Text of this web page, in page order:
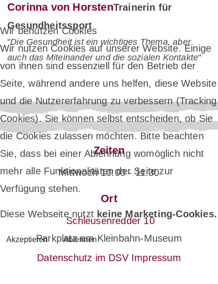
Corinna von HorstenTrainerin für
Gesundheitssport
"Die Gesundheit ist ein wichtiges Thema, aber
auch das Miteinander und die sozialen Kontakte"
Zeiten
Mittwoch 10:00 - 11:30
Ort
Schleusenredder 10
Parkplatz am Kleinbahn-Museum
Wir benutzen Cookies
Wir nutzen Cookies auf unserer Website. Einige
von ihnen sind essenziell für den Betrieb der
Seite, während andere uns helfen, diese Website
und die Nutzererfahrung zu verbessern (Tracking
Cookies). Sie können selbst entscheiden, ob Sie
die Cookies zulassen möchten. Bitte beachten
Sie, dass bei einer Ablehnung womöglich nicht
mehr alle Funktionalitäten der Seite zur
Verfügung stehen.
Diese Webseite nutzt keine Marketing-Cookies.
Akzeptieren Ablehnen
Datenschutz im DSV Impressum